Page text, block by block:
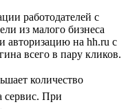
работодателей с
из малого бизнеса
авторизацию на hh.ru с
всего в пару кликов.
количество
сервис. При